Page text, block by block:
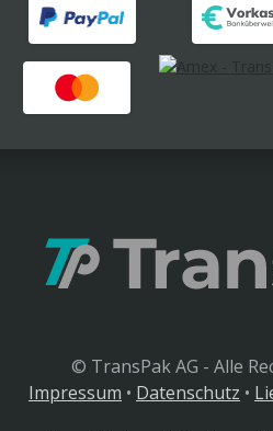
© TransPak AG - Alle
Impressum • Datenschutz •